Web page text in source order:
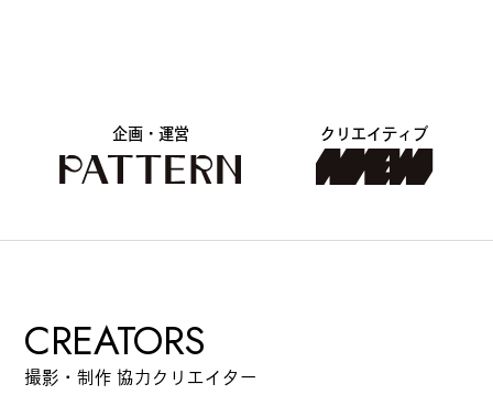
企画・運営 クリエイティブ
CREATORS
撮影・制作 協力クリエイター